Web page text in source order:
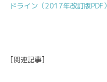
ドライン（2017年改訂版PDF）
[関連記事]